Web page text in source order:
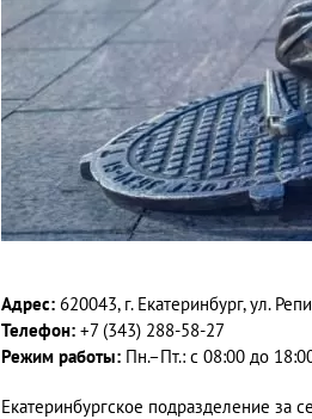
Адрес: 620043, г. Екатеринбург, ул.
Телефон: +7 (343) 288-58-27
Режим работы: Пн.–Пт.: с 08:00 до
Екатеринбургское подразделение за